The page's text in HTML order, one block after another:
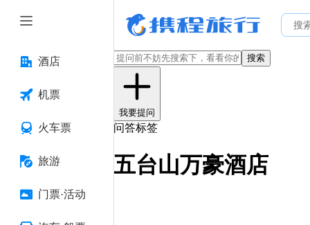
酒店
机票
火车票
旅游
门票·活动
搜索
我要提问
问答标签
五台山万豪酒店